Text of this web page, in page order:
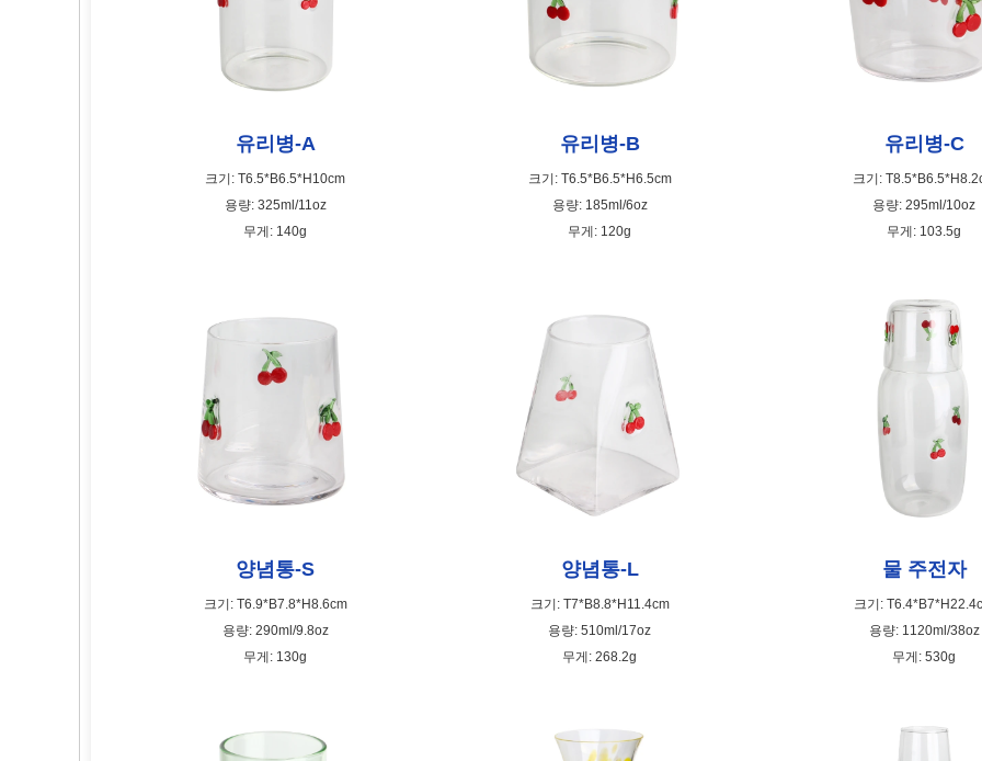
유리병-A
크기: T6.5*B6.5*H10cm
용량: 325ml/11oz
무게: 140g
유리병-B
크기: T6.5*B6.5*H6.5cm
용량: 185ml/6oz
무게: 120g
유리병-C
크기:
용량: 295ml/10oz
무게: 103.5g
양념통-S
크기: T6.9*B7.8*H8.6cm
용량: 290ml/9.8oz
무게: 130g
양념통-L
크기: T7*B8.8*H11.4cm
용량: 510ml/17oz
무게: 268.2g
물 주전자
크기:
용량: 1120ml/38oz
무게: 530g